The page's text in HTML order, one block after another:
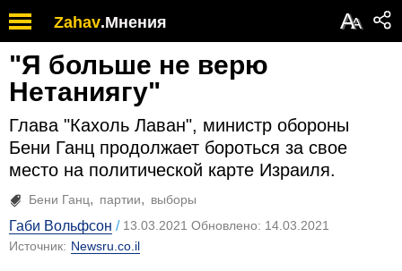
Zahav.Мнения АА
"Я больше не верю
Нетаниягу"
Глава "Кахоль Лаван", министр обороны
Бени Ганц продолжает бороться за свое
место на политической карте Израиля.
Бени Ганц партии выборы
Габи Вольфсон
13.03.2021 Обновлено: 14.03.2021
Источник: Newsru.co.il